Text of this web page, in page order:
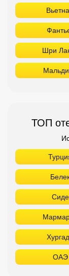
Шри
ТОП
Сиде
ОАЭ